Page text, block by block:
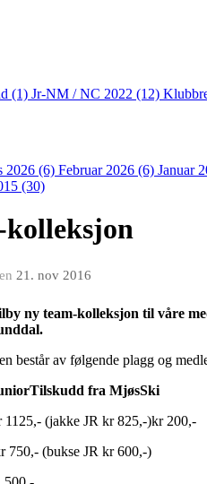
(1) Jr-NM / NC 2022 (12)
2026 (6) Februar 2026 (6) Januar
(30)
kolleksjon
21. nov 2016
ny team-kolleksjon til våre
består av følgende plagg og
fra MjøsSki
1125,- (jakke JR kr 825,-)kr 200,-
750,- (bukse JR kr 600,-)